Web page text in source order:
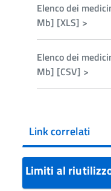
Elenco dei
Mb] [XLS] >
Elenco dei
Mb] [CSV] >
Link correlati
Limiti al